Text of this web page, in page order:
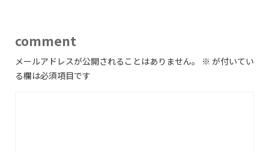
comment
メールアドレスが公開されることはありません。 ※ が付いてい
る欄は必須項目です